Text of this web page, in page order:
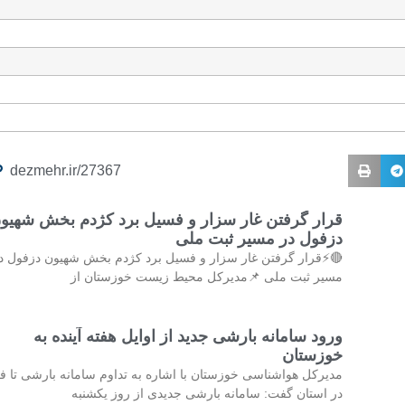
dezmehr.ir/27367
قرار گرفتن غار سزار و فسیل برد کژدم بخش
دزفول در مسیر ثبت ملی
🔴⚡قرار گرفتن غار سزار و فسیل برد کژدم بخش شهیون دزفول
مسیر ثبت ملی 📌مدیرکل محیط زیست خوزستان از
ورود سامانه بارشی جدید از اوایل هفته آینده به
خوزستان
مدیرکل هواشناسی خوزستان با اشاره به تداوم سامانه بارشی تا
در استان گفت: سامانه بارشی جدیدی از روز یکشنبه